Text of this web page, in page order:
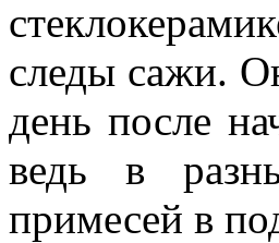
следы сажи.
день после
ведь в
примесей в